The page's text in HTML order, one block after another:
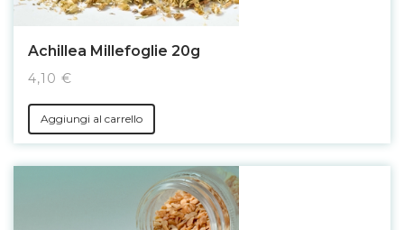
Achillea Millefoglie 20g
4,10 €
Aggiungi al carrello